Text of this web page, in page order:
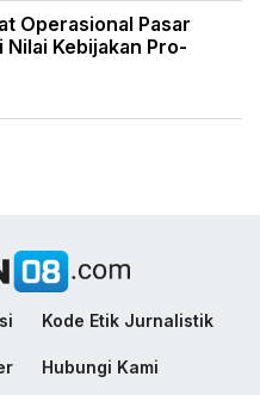
Operasional Pasar
Nilai Kebijakan Pro-
Kode Etik Jurnalistik
Hubungi Kami